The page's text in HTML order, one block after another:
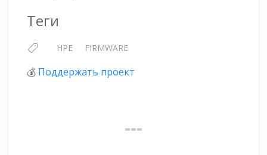
Теги
HPE FIRMWARE
💰 Поддержать проект